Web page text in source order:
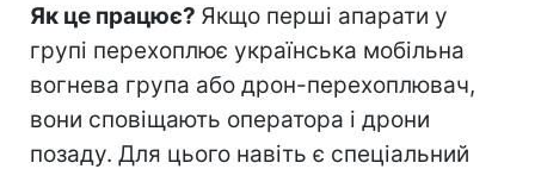
Як це працює? Якщо перші апарати у
групі перехоплює українська мобільна
вогнева група або дрон-перехоплювач,
вони сповіщають оператора і дрони
позаду. Для цього навіть є спеціальний